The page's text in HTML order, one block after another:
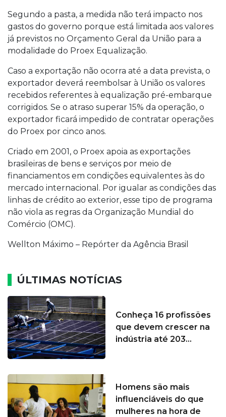
Segundo a pasta, a medida não terá impacto nos
gastos do governo porque está limitada aos valores
já previstos no Orçamento Geral da União para a
modalidade do Proex Equalização.
Caso a exportação não ocorra até a data prevista, o
exportador deverá reembolsar à União os valores
recebidos referentes à equalização pré-embarque
corrigidos. Se o atraso superar 15% da operação, o
exportador ficará impedido de contratar operações
do Proex por cinco anos.
Criado em 2001, o Proex apoia as exportações
brasileiras de bens e serviços por meio de
financiamentos em condições equivalentes às do
mercado internacional. Por igualar as condições das
linhas de crédito ao exterior, esse tipo de programa
não viola as regras da Organização Mundial do
Comércio (OMC).
Wellton Máximo – Repórter da Agência Brasil
ÚLTIMAS NOTÍCIAS
Conheça 16 profissões
que devem crescer na
indústria até 203...
Homens são mais
influenciáveis do que
mulheres na hora de